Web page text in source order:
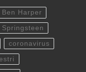
Ben Harper
Springsteen
coronavirus